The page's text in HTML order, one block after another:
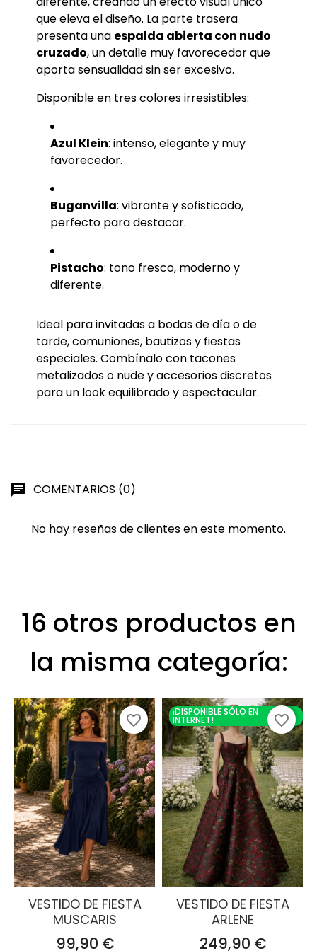
que eleva el diseño. La parte trasera
presenta una espalda abierta con nudo
cruzado, un detalle muy favorecedor que
aporta sensualidad sin ser excesivo.
Disponible en tres colores irresistibles:
Azul Klein: intenso, elegante y muy
favorecedor.
Buganvilla: vibrante y sofisticado,
perfecto para destacar.
Pistacho: tono fresco, moderno y
diferente.
Ideal para invitadas a bodas de día o de
tarde, comuniones, bautizos y fiestas
especiales. Combínalo con tacones
metalizados o nude y accesorios discretos
para un look equilibrado y espectacular.
chat COMENTARIOS (0)
No hay reseñas de clientes en este momento.
16 otros productos en
la misma categoría:
VESTIDO DE FIESTA
MUSCARIS
Precio
99,90 €
favorite_border
VESTIDO DE FIESTA
ARLENE
Precio
249,90 €
¡DISPONIBLE SÓLO EN
INTERNET! favorite_border